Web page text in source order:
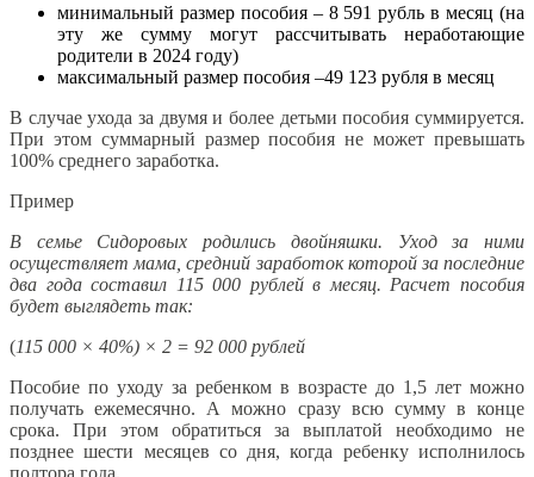
минимальный размер пособия – 8 591 рубль в месяц (на
эту же сумму могут рассчитывать неработающие
родители в 2024 году)
максимальный размер пособия –49 123 рубля в месяц
В случае ухода за двумя и более детьми пособия суммируется.
При этом суммарный размер пособия не может превышать
100% среднего заработка.
Пример
В семье Сидоровых родились двойняшки. Уход за ними
осуществляет мама, средний заработок которой за последние
два года составил 115 000 рублей в месяц. Расчет пособия
будет выглядеть так:
(115 000 × 40%) × 2 = 92 000 рублей
Пособие по уходу за ребенком в возрасте до 1,5 лет можно
получать ежемесячно. А можно сразу всю сумму в конце
срока. При этом обратиться за выплатой необходимо не
позднее шести месяцев со дня, когда ребенку исполнилось
полтора года.